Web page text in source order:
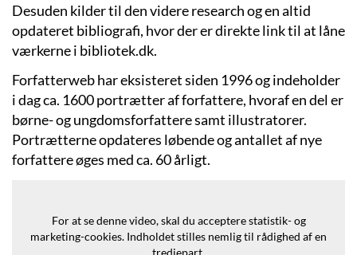
Desuden kilder til den videre research og en altid
opdateret bibliografi, hvor der er direkte link til at låne
værkerne i bibliotek.dk.
Forfatterweb har eksisteret siden 1996 og indeholder
i dag ca. 1600 portrætter af forfattere, hvoraf en del er
børne- og ungdomsforfattere samt illustratorer.
Portrætterne opdateres løbende og antallet af nye
forfattere øges med ca. 60 årligt.
For at se denne video, skal du acceptere statistik- og
marketing-cookies. Indholdet stilles nemlig til rådighed af en
tredjepart.